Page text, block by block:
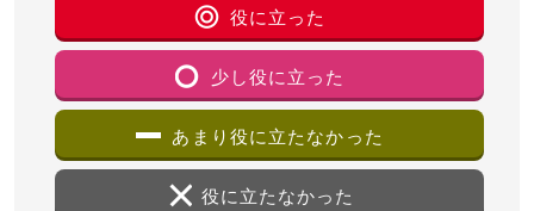
役に立った
少し役に立った
あまり役に立たなかった
役に立たなかった